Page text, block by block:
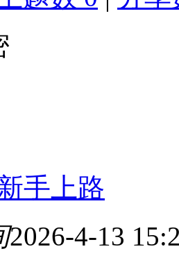
手上路
2026-4-13